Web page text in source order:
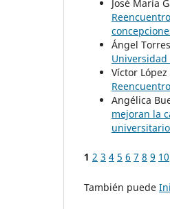
José María
Ángel
Víctor López
Angélica
mejoran la
1 2 3 4 5 6 7 8 9 10
También puede